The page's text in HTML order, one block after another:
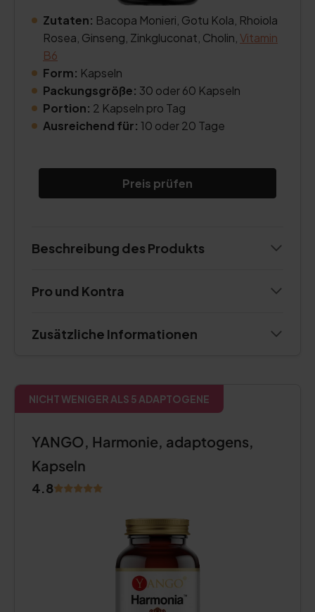
Zutaten: Bacopa Monieri, Gotu Kola, Rhoiola
Rosea, Ginseng, Zinkgluconat, Cholin, Vitamin
B6
Form: Kapseln
Packungsgröße: 30 oder 60 Kapseln
Portion: 2 Kapseln pro Tag
Ausreichend für: 10 oder 20 Tage
Preis prüfen
Beschreibung des Produkts
Pro und Kontra
Zusätzliche Informationen
NICHT WENIGER ALS 5 ADAPTOGENE
YANGO, Harmonie, adaptogens,
Kapseln
4.8